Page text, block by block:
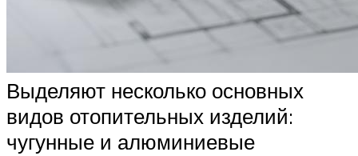
Выделяют несколько основных
видов отопительных изделий:
чугунные и алюминиевые